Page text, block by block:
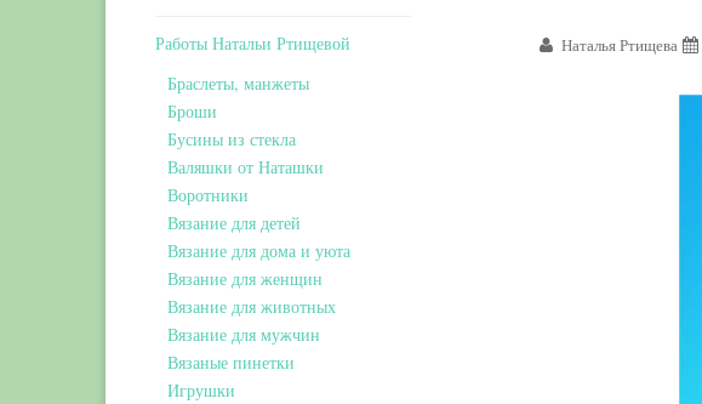
Наталья Ртищева
Работы Натальи Ртищевой
Браслеты, манжеты
Броши
Бусины из стекла
Валяшки от Наташки
Воротники
Вязание для детей
Вязание для дома и уюта
Вязание для женщин
Вязание для животных
Вязание для мужчин
Вязаные пинетки
Игрушки